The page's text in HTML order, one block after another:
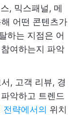
, 믹스패널, 메
어떤 콘텐츠가
하는 지점은 어
여하는지 파악
, 고객 리뷰, 경
악하고 트렌드
전략에서의 위치